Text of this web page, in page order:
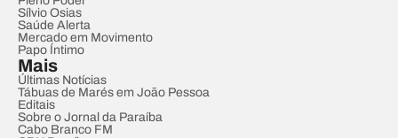
Sílvio Osias
Saúde Alerta
Mercado em Movimento
Papo Íntimo
Mais
Últimas Notícias
Tábuas de Marés em João Pessoa
Editais
Sobre o Jornal da Paraíba
Cabo Branco FM